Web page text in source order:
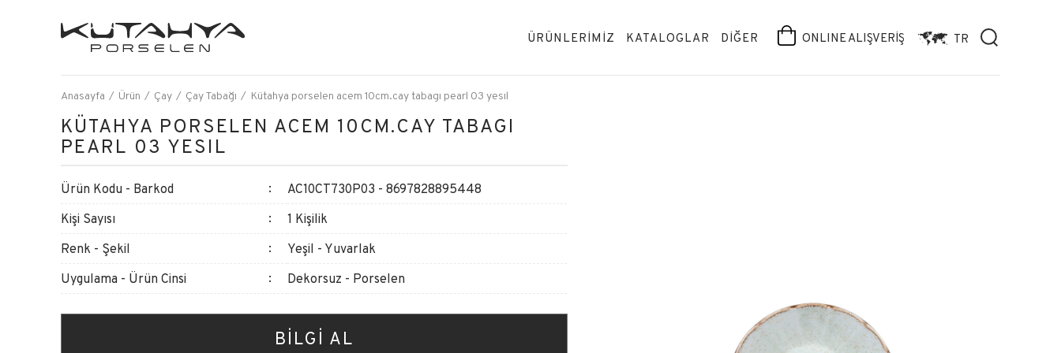
ÜRÜNLERİMİZ KATALOGLAR DİĞER ONLINE ALIŞVERİŞ TR
Anasayfa Ürün Çay Çay Tabağı Kütahya porselen acem 10cm.cay tabagı pearl 03 yesıl
KÜTAHYA PORSELEN ACEM 10CM.CAY TABAGI
PEARL 03 YESIL
Ürün Kodu - Barkod
AC10CT730P03 - 8697828895448
Kişi Sayısı
1 Kişilik
Renk - Şekil
Yeşil - Yuvarlak
Uygulama - Ürün Cinsi
Dekorsuz - Porselen
BİLGİ AL